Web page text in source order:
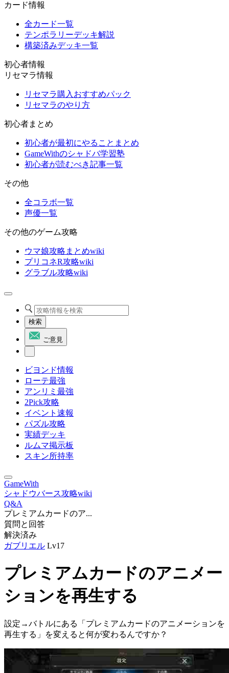
カード情報
全カード一覧
テンポラリーデッキ解説
構築済みデッキ一覧
初心者情報
リセマラ情報
リセマラ購入おすすめパック
リセマラのやり方
初心者まとめ
初心者が最初にやることまとめ
GameWithのシャドバ学習塾
初心者が読むべき記事一覧
その他
全コラボ一覧
声優一覧
その他のゲーム攻略
ウマ娘攻略まとめwiki
プリコネR攻略wiki
グラブル攻略wiki
検索
ご意見
ビヨンド情報
ローテ最強
アンリミ最強
2Pick攻略
イベント速報
パズル攻略
実績デッキ
ルムマ掲示板
スキン所持率
GameWith
シャドウバース攻略wiki
Q&A
プレミアムカードのア...
質問と回答
解決済み
ガブリエル Lv17
プレミアムカードのアニメー
ションを再生する
設定→バトルにある「プレミアムカードのアニメーションを
再生する」を変えると何が変わるんですか？